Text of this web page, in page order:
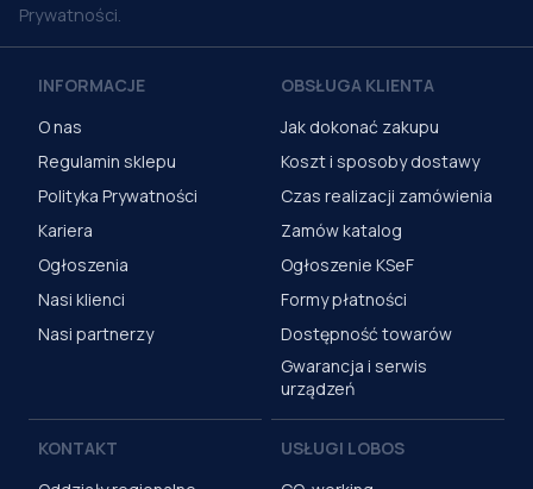
Prywatności.
INFORMACJE
O nas
Regulamin sklepu
Polityka Prywatności
Kariera
Ogłoszenia
Nasi klienci
Nasi partnerzy
OBSŁUGA KLIENTA
Jak dokonać zakupu
Koszt i sposoby dostawy
Czas realizacji zamówienia
Zamów katalog
Ogłoszenie KSeF
Formy płatności
Dostępność towarów
Gwarancja i serwis
urządzeń
KONTAKT
USŁUGI LOBOS